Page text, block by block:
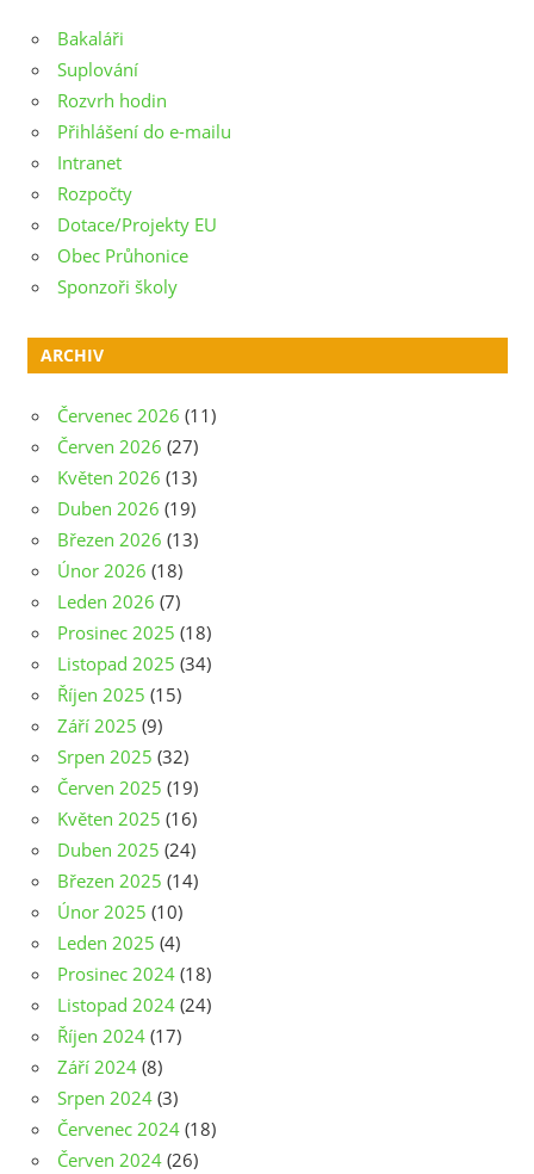
Bakaláři
Suplování
Rozvrh hodin
Přihlášení do e-mailu
Intranet
Rozpočty
Dotace/Projekty EU
Obec Průhonice
Sponzoři školy
ARCHIV
Červenec 2026 (11)
Červen 2026 (27)
Květen 2026 (13)
Duben 2026 (19)
Březen 2026 (13)
Únor 2026 (18)
Leden 2026 (7)
Prosinec 2025 (18)
Listopad 2025 (34)
Říjen 2025 (15)
Září 2025 (9)
Srpen 2025 (32)
Červen 2025 (19)
Květen 2025 (16)
Duben 2025 (24)
Březen 2025 (14)
Únor 2025 (10)
Leden 2025 (4)
Prosinec 2024 (18)
Listopad 2024 (24)
Říjen 2024 (17)
Září 2024 (8)
Srpen 2024 (3)
Červenec 2024 (18)
Červen 2024 (26)